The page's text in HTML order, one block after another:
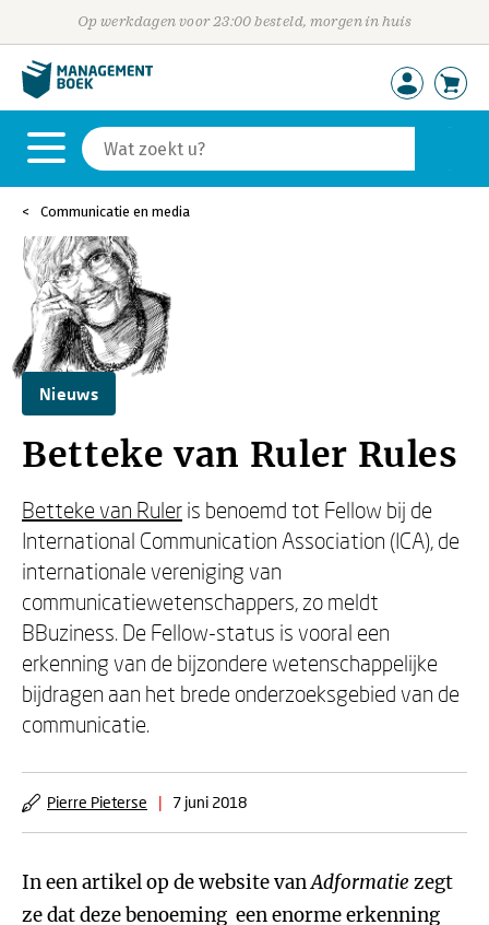
Op werkdagen voor 23:00 besteld, morgen in huis
Communicatie en media
Nieuws
Betteke van Ruler Rules
Betteke van Ruler is benoemd tot Fellow bij de
International Communication Association (ICA), de
internationale vereniging van
communicatiewetenschappers, zo meldt
BBuziness. De Fellow-status is vooral een
erkenning van de bijzondere wetenschappelijke
bijdragen aan het brede onderzoeksgebied van de
communicatie.
Pierre Pieterse | 7 juni 2018
In een artikel op de website vanAdformatie zegt
ze dat deze benoeming een enorme erkenning